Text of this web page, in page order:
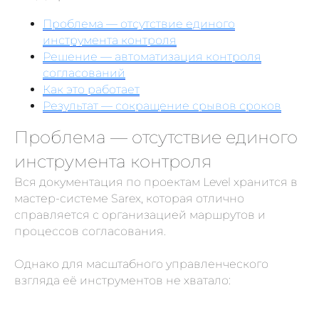
Проблема — отсутствие единого
инструмента контроля
Решение — автоматизация контроля
согласований
Как это работает
Результат — сокращение срывов сроков
Проблема — отсутствие единого
инструмента контроля
Вся документация по проектам Level хранится в
мастер-системе Sarex, которая отлично
справляется с организацией маршрутов и
процессов согласования.
Однако для масштабного управленческого
взгляда её инструментов не хватало: